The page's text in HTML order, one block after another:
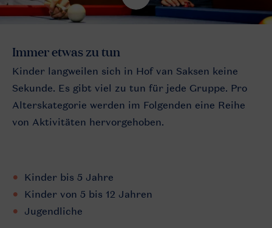
Immer etwas zu tun
Kinder langweilen sich in Hof van Saksen keine
Sekunde. Es gibt viel zu tun für jede Gruppe. Pro
Alterskategorie werden im Folgenden eine Reihe
von Aktivitäten hervorgehoben.
Kinder bis 5 Jahre
Kinder von 5 bis 12 Jahren
Jugendliche